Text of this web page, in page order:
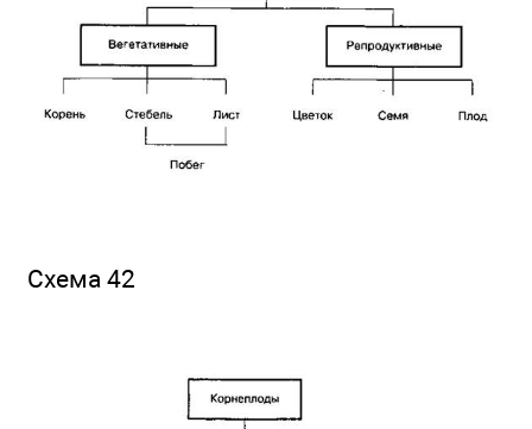
Схема 42